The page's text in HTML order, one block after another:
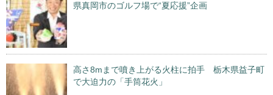
県真岡市のゴルフ場で“夏応援”企画
高さ8mまで噴き上がる火柱に拍手 栃木県益子町
で大迫力の「手筒花火」